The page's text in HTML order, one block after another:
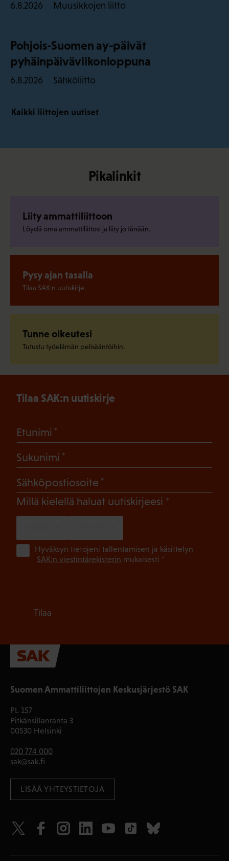
6.8.2026 Muusikkojen liitto
Pohjois-Suomen ay-päivät
pyhäinpäiväviikonloppuna
6.8.2026 Sähköliitto
Kaikki liittojen uutiset
Pikalinkit
Liity ammattiliittoon
Löydä oma ammattiliittosi ja liity jo tänään.
Pysy ajan tasalla
Tilaa SAK:n uutiskirje.
Tunne oikeutesi
Tutustu työelämän pelisääntöihin.
Suomen Ammattiliittojen Keskusjärjestö SAK
PL 157
Pitkänsillanranta 3
00530 Helsinki
020 774 000
sak@sak.fi
LISÄÄ YHTEYSTIETOJA
Tilaa SAK:n uutiskirje
Etunimi
Sukunimi
Sähköpostiosoite
Millä kielellä haluat uutiskirjeesi (Pakollinen)
Hyväksyn tietojeni tallentamisen ja käsittelyn
SAK:n viestintärekisterin mukaisesti *
Tilaa